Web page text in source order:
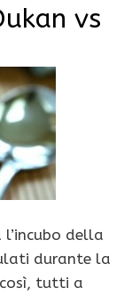
vs
della
durante la
tutti a